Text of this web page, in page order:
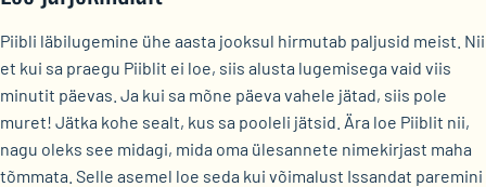
Piibli läbilugemine ühe aasta jooksul hirmutab paljusid meist. Nii
et kui sa praegu Piiblit ei loe, siis alusta lugemisega vaid viis
minutit päevas. Ja kui sa mõne päeva vahele jätad, siis pole
muret! Jätka kohe sealt, kus sa pooleli jätsid. Ära loe Piiblit nii,
nagu oleks see midagi, mida oma ülesannete nimekirjast maha
tõmmata. Selle asemel loe seda kui võimalust Issandat paremini